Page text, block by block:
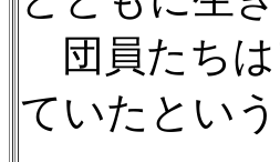
団員たちは
ていたという